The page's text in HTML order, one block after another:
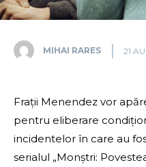
MIHAI RARES 21
Frații Menendez vor
pentru eliberare
incidentelor în care au
serialul „Monștri: